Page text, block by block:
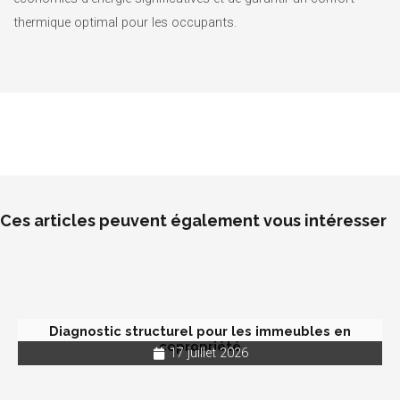
thermique optimal pour les occupants.
Ces articles peuvent également vous intéresser
Diagnostic structurel pour les immeubles en
copropriété
17 juillet 2026